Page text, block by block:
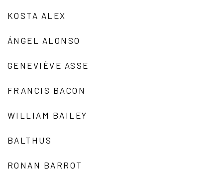
KOSTA ALEX
ÁNGEL ALONSO
GENEVIÈVE ASSE
FRANCIS BACON
WILLIAM BAILEY
BALTHUS
RONAN BARROT